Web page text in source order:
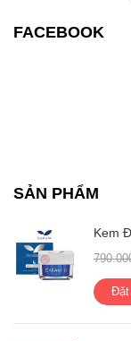
FACEBOOK
SẢN PHẨM
Kem
Đặt